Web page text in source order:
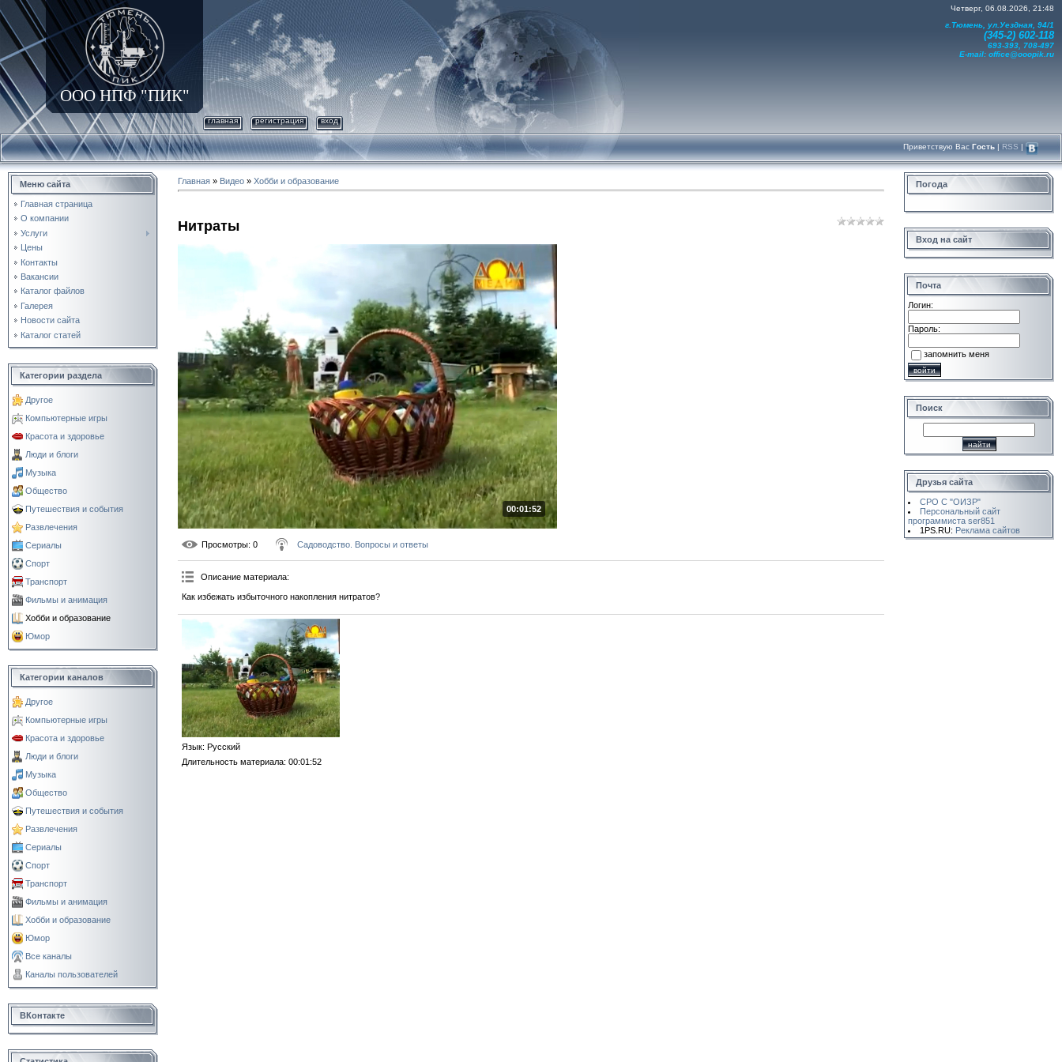
ООО НПФ "ПИК"
Четверг, 06.08.2026, 21:48
г.Тюмень, ул.Уездная, 94/1
(345-2) 602-118
693-393, 708-497
E-mail: office@ooopik.ru
главная регистрация вход
Приветствую Вас Гость | RSS |
Меню сайта
Главная страница
О компании
Услуги
Цены
Контакты
Вакансии
Каталог файлов
Галерея
Новости сайта
Каталог статей
Категории раздела
Другое
Компьютерные игры
Красота и здоровье
Люди и блоги
Музыка
Общество
Путешествия и события
Развлечения
Сериалы
Спорт
Транспорт
Фильмы и анимация
Хобби и образование
Юмор
Категории каналов
Другое
Компьютерные игры
Красота и здоровье
Люди и блоги
Музыка
Общество
Путешествия и события
Развлечения
Сериалы
Спорт
Транспорт
Фильмы и анимация
Хобби и образование
Юмор
Все каналы
Каналы пользователей
ВКонтакте
Главная » Видео » Хобби и образование
Нитраты
00:01:52
Просмотры: 0 Садоводство. Вопросы и ответы
Описание материала:
Как избежать избыточного накопления нитратов?
Язык: Русский
Длительность материала: 00:01:52
Погода
Вход на сайт
Почта
Логин:
Пароль:
запомнить меня
Поиск
Друзья сайта
СРО С "ОИЗР"
Персональный сайт
программиста ser851
1PS.RU: Реклама сайтов